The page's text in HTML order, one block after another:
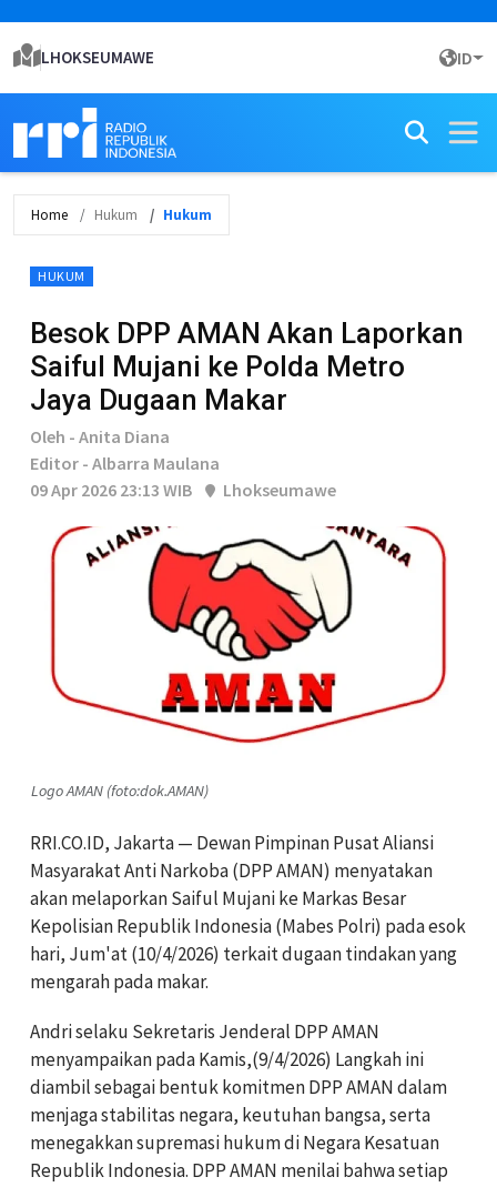
LHOKSEUMAWE ID
Home Hukum Hukum
HUKUM
Besok DPP AMAN Akan Laporkan
Saiful Mujani ke Polda Metro
Jaya Dugaan Makar
Oleh - Anita Diana
Editor - Albarra Maulana
09 Apr 2026 23:13 WIB
Lhokseumawe
Logo AMAN (foto:dok.AMAN)
RRI.CO.ID, Jakarta — Dewan Pimpinan Pusat Aliansi
Masyarakat Anti Narkoba (DPP AMAN) menyatakan
akan melaporkan Saiful Mujani ke Markas Besar
Kepolisian Republik Indonesia (Mabes Polri) pada esok
hari, Jum'at (10/4/2026) terkait dugaan tindakan yang
mengarah pada makar.
Andri selaku Sekretaris Jenderal DPP AMAN
menyampaikan pada Kamis,(9/4/2026) Langkah ini
diambil sebagai bentuk komitmen DPP AMAN dalam
menjaga stabilitas negara, keutuhan bangsa, serta
menegakkan supremasi hukum di Negara Kesatuan
Republik Indonesia. DPP AMAN menilai bahwa setiap